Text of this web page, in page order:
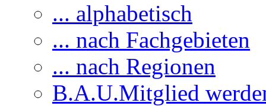
... alphabetisch
... nach Fachgebieten
... nach Regionen
B.A.U.Mitglied